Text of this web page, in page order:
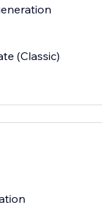
(Classic)